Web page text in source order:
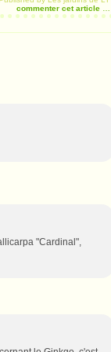
commenter cet article
"Cardinal",